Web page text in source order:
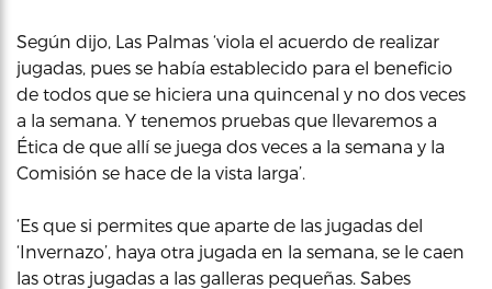
Según dijo, Las Palmas ‘viola el acuerdo de realizar
jugadas, pues se había establecido para el beneficio
de todos que se hiciera una quincenal y no dos veces
a la semana. Y tenemos pruebas que llevaremos a
Ética de que allí se juega dos veces a la semana y la
Comisión se hace de la vista larga’.
‘Es que si permites que aparte de las jugadas del
‘Invernazo’, haya otra jugada en la semana, se le caen
las otras jugadas a las galleras pequeñas. Sabes